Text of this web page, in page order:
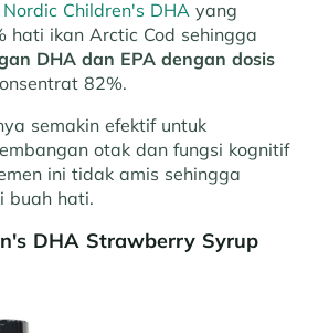
Nordic Children's DHA yang
ikan Arctic Cod sehingga
DHA dan EPA dengan dosis
82%.
semakin efektif untuk
otak dan fungsi kognitif
ini tidak amis sehingga
buah hati.
DHA Strawberry Syrup